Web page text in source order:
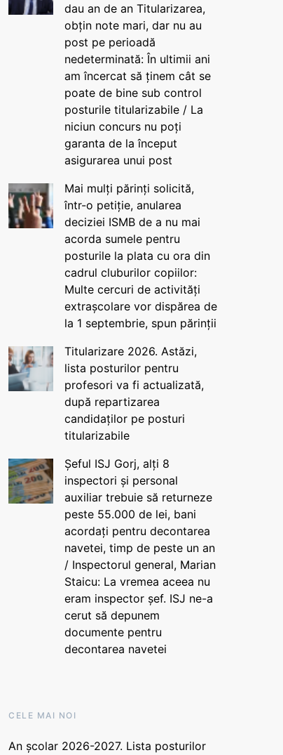
dau an de an Titularizarea,
obțin note mari, dar nu au
post pe perioadă
nedeterminată: În ultimii ani
am încercat să ținem cât se
poate de bine sub control
posturile titularizabile / La
niciun concurs nu poți
garanta de la început
asigurarea unui post
Mai mulți părinți solicită,
într-o petiție, anularea
deciziei ISMB de a nu mai
acorda sumele pentru
posturile la plata cu ora din
cadrul cluburilor copiilor:
Multe cercuri de activități
extrașcolare vor dispărea de
la 1 septembrie, spun părinții
Titularizare 2026. Astăzi,
lista posturilor pentru
profesori va fi actualizată,
după repartizarea
candidaților pe posturi
titularizabile
Șeful ISJ Gorj, alți 8
inspectori și personal
auxiliar trebuie să returneze
peste 55.000 de lei, bani
acordați pentru decontarea
navetei, timp de peste un an
/ Inspectorul general, Marian
Staicu: La vremea aceea nu
eram inspector șef. ISJ ne-a
cerut să depunem
documente pentru
decontarea navetei
CELE MAI NOI
An școlar 2026-2027. Lista posturilor